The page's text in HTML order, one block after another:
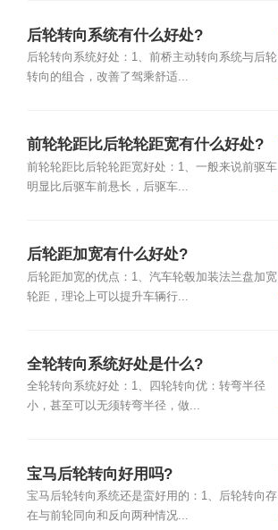
后轮转向系统有什么好处?
后轮转向系统好处：1、前桥主动转向系统与后轮
转向的组合，改善了驾乘舒适...
前轮轮距比后轮轮距宽有什么好处?
前轮轮距比后轮轮距宽好处：1、一般来说前驱车
明显比后驱车前悬长，后驱车...
后轮距加宽有什么好处?
后轮距加宽的优点：1、汽车轮毂加装法兰盘加宽
轮距，理论上可以提升车辆行...
全轮转向系统好处是什么?
全轮转向系统好处：1、四轮转向优：转弯半径
小，甚至可以无须转弯半径，做...
宝马后轮转向好用吗?
宝马后轮转向系统还是蛮好用的：1、后轮转向存
在与前轮同向和反向两种情况...